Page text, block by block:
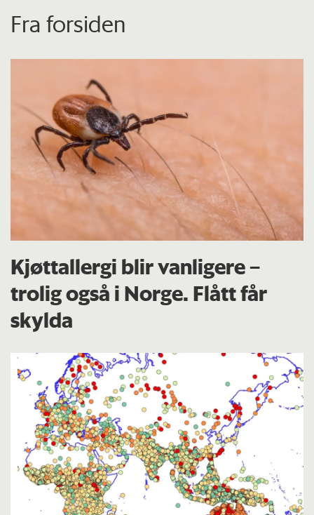
Fra forsiden
Kjøttallergi blir vanligere –
trolig også i Norge. Flått får
skylda